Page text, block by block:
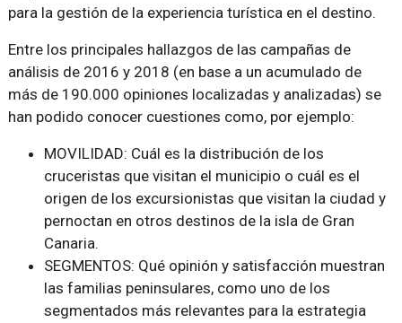
para la gestión de la experiencia turística en el destino.
Entre los principales hallazgos de las campañas de
análisis de 2016 y 2018 (en base a un acumulado de
más de 190.000 opiniones localizadas y analizadas) se
han podido conocer cuestiones como, por ejemplo:
MOVILIDAD: Cuál es la distribución de los
cruceristas que visitan el municipio o cuál es el
origen de los excursionistas que visitan la ciudad y
pernoctan en otros destinos de la isla de Gran
Canaria.
SEGMENTOS: Qué opinión y satisfacción muestran
las familias peninsulares, como uno de los
segmentados más relevantes para la estrategia